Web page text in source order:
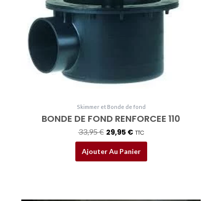
Skimmer et Bonde de fond
BONDE DE FOND RENFORCEE 110
33,95€ 29,95 € TTC
Ajouter Au Panier